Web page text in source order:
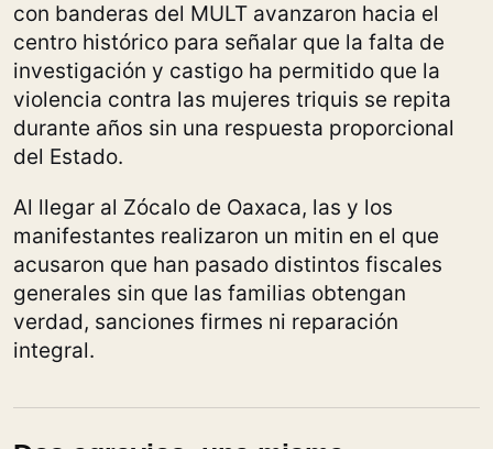
con banderas del MULT avanzaron hacia el
centro histórico para señalar que la falta de
investigación y castigo ha permitido que la
violencia contra las mujeres triquis se repita
durante años sin una respuesta proporcional
del Estado.
Al llegar al Zócalo de Oaxaca, las y los
manifestantes realizaron un mitin en el que
acusaron que han pasado distintos fiscales
generales sin que las familias obtengan
verdad, sanciones firmes ni reparación
integral.